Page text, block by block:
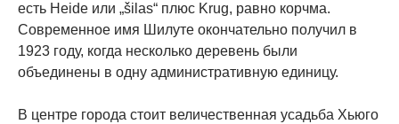
есть Heide или „šilas“ плюс Krug, равно корчма.
Современное имя Шилуте окончательно получил в
1923 году, когда несколько деревень были
объединены в одну административную единицу.
В центре города стоит величественная усадьба Хьюго